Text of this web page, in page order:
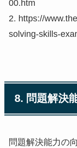
00.htm
2. https://
solving-skills-
8. 問題解決
問題解決能力の